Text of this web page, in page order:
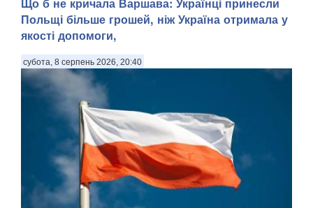
Польщі більше грошей, ніж Україна отримала у
якості допомоги,
субота, 8 серпень 2026, 20:40